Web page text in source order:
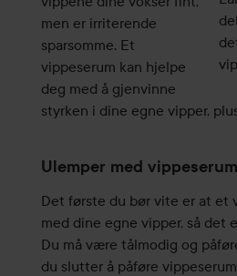
men er irriterende
sparsomme. Et
vippeserum kan hjelpe
deg med å gjenvinne
styrken i dine egne vipper,
Ulemper med
Det første du bør vite er at et
med dine egne vipper, så det
Du må være tålmodig og
du slutter å påføre